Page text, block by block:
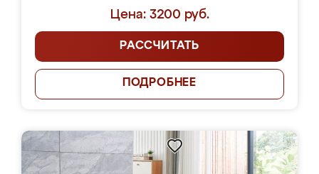
Цена: 3200 руб.
РАССЧИТАТЬ
ПОДРОБНЕЕ